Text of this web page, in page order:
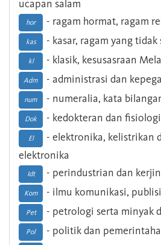
ucapan salam
hor - ragam hormat, ragam
kas - kasar, ragam yang tidak
kl - klasik, kesusasraan
Adm - administrasi dan
num - numeralia, kata
Dok - kedokteran dan fisiologi
El
- elektronika, kelistrikan
elektronika
Idt - perindustrian dan
Kom - ilmu komunikasi,
Pet - petrologi serta minyak
Pol - politik dan